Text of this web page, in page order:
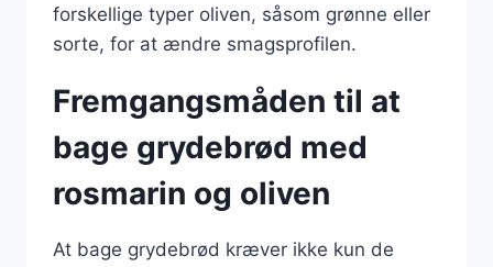
forskellige typer oliven, såsom grønne eller
sorte, for at ændre smagsprofilen.
Fremgangsmåden til at
bage grydebrød med
rosmarin og oliven
At bage grydebrød kræver ikke kun de